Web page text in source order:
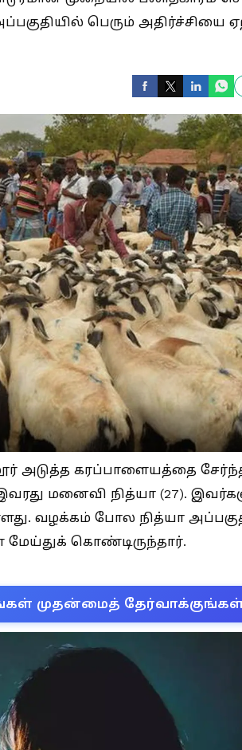
பெரும் அதிர்ச்சியை
அடுத்த கரப்பாளையத்தை
மனைவி நித்யா (27).
வழக்கம் போல நித்யா
கொண்டிருந்தார்.
முதன்மைத்